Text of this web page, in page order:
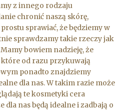
z innego rodzaju
chronić naszą skórę,
sprawiać, że będziemy w
sprawdzamy takie rzeczy jak
bowiem nadzieję, że
od razu przykuwają
ponadto znajdziemy
dla nas. W takim razie może
te kosmetyki cera
dla nas będą idealne i zadbają o